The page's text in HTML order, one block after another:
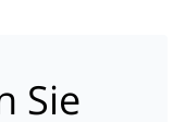
Sie